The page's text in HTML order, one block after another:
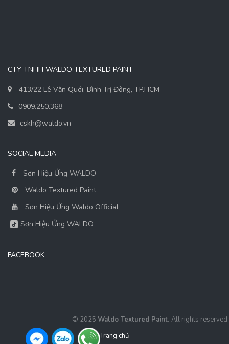
CTY TNHH WALDO TEXTURED PAINT
413/22 Lê Văn Quới, Bình Trị Đông, TP.HCM
0909.250.368
cskh@waldo.vn
SOCIAL MEDIA
Sơn Hiệu Ứng WALDO
Waldo Textured Paint
Sơn Hiệu Ứng Waldo Official
Sơn Hiệu Ứng WALDO
FACEBOOK
© 2025 Waldo Textured Paint. All rights reserved.
Trang chủ